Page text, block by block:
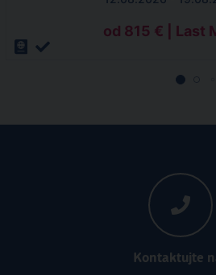
od 815 € | Last
Kontaktujte